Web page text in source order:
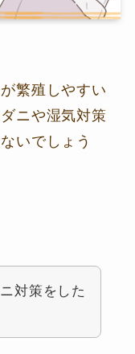
繁殖しやすい
ニや湿気対策
いでしょう
対策をした